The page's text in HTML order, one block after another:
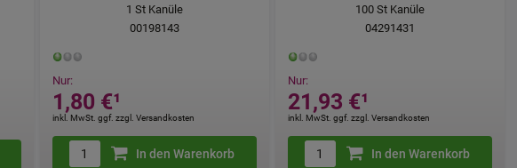
1 St Kanüle
00198143
Nur:
1,80 €¹
inkl. MwSt. ggf. zzgl. Versandkosten
In den Warenkorb
100 St Kanüle
04291431
Nur:
21,93 €¹
inkl. MwSt. ggf. zzgl. Versandkosten
In den Warenkorb